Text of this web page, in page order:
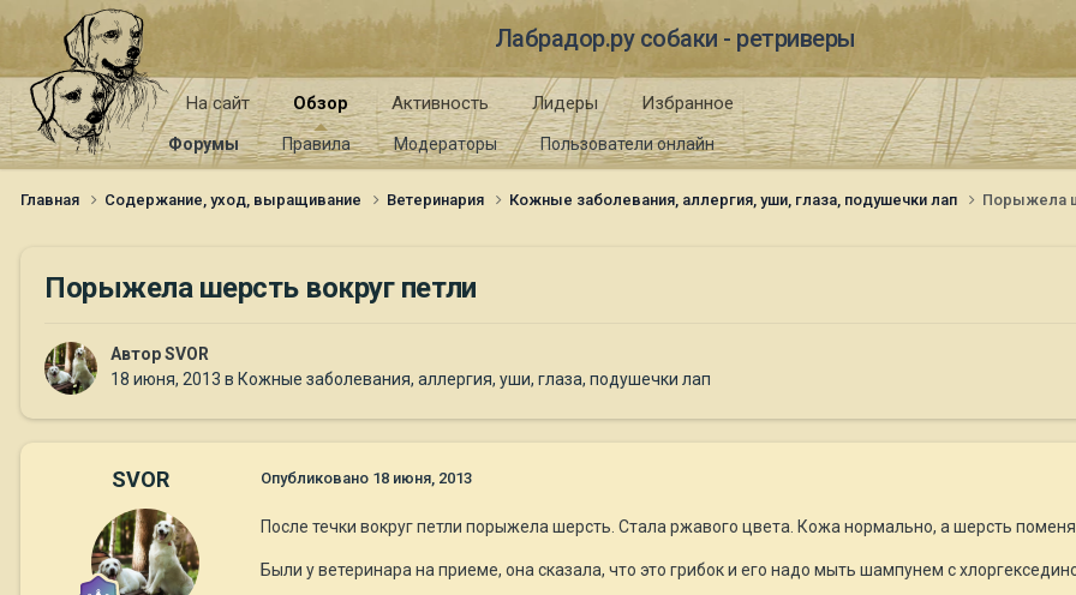
Лабрадор.ру собаки - ретриверы
На сайт Обзор
Форумы Правила Модераторы Пользователи онлайн
Активность Лидеры Избранное
Главная Содержание, уход, выращивание Ветеринария Кожные заболевания, аллергия, уши, глаза, подушечки лап Порыжела
Порыжела шерсть вокруг петли
АвторSVOR
18 июня, 2013 в Кожные заболевания, аллергия, уши, глаза, подушечки лап
SVOR Опубликовано 18 июня, 2013
После течки вокруг петли порыжела шерсть. Стала ржавого цвета. Кожа нормально, а шерсть
Были у ветеринара на приеме, она сказала, что это грибок и его надо мыть шампунем с